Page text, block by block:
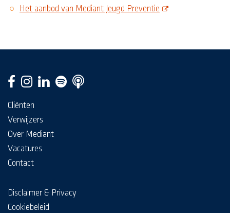
Het aanbod van Mediant Jeugd Preventie opent nieuw scherm
Cliënten
Verwijzers
Over Mediant
Vacatures
Contact
Disclaimer & Privacy
Cookiebeleid